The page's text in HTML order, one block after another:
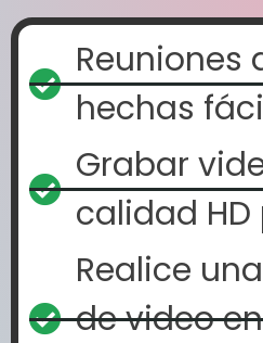
Reuniones
hechas
Grabar
calidad
Realice
de video